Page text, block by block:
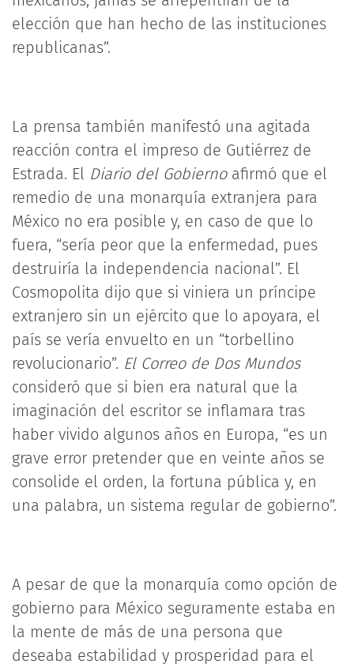
elección que han hecho de las instituciones
republicanas”.
La prensa también manifestó una agitada
reacción contra el impreso de Gutiérrez de
Estrada. El Diario del Gobiernoafirmó que el
remedio de una monarquía extranjera para
México no era posible y, en caso de que lo
fuera, “sería peor que la enfermedad, pues
destruiría la independencia nacional”. El
Cosmopolita dijo que si viniera un príncipe
extranjero sin un ejército que lo apoyara, el
país se vería envuelto en un “torbellino
revolucionario”. El Correo de Dos Mundos
consideró que si bien era natural que la
imaginación del escritor se inflamara tras
haber vivido algunos años en Europa, “es un
grave error pretender que en veinte años se
consolide el orden, la fortuna pública y, en
una palabra, un sistema regular de gobierno”.
A pesar de que la monarquía como opción de
gobierno para México seguramente estaba en
la mente de más de una persona que
deseaba estabilidad y prosperidad para el